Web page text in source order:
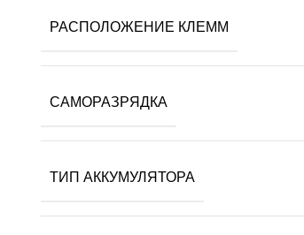
РАСПОЛОЖЕНИЕ КЛЕММ
САМОРАЗРЯДКА
ТИП АККУМУЛЯТОРА